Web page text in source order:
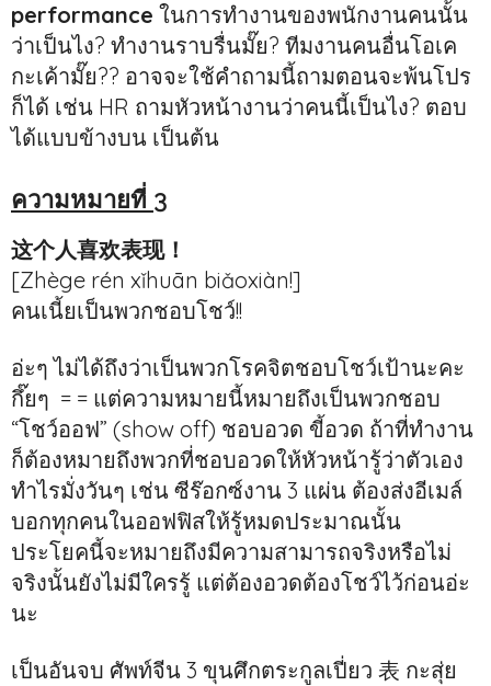
performance ในการทำงานของพนักงานคนนั้น
ว่าเป็นไง? ทำงานราบรื่นมั๊ย? ทีมงานคนอื่นโอเค
กะเค้ามั๊ย?? อาจจะใช้คำถามนี้ถามตอนจะพ้นโปร
ก็ได้ เช่น HR ถามหัวหน้างานว่าคนนี้เป็นไง? ตอบ
ได้แบบข้างบน เป็นต้น
ความหมายที่ 3
这个人喜欢表现！
[Zhège rén xǐhuān biǎoxiàn!]
คนเนี้ยเป็นพวกชอบโชว์!!
อ่ะๆ ไม่ได้ถึงว่าเป็นพวกโรคจิตชอบโชว์เป้านะคะ
กึ๊ยๆ = = แต่ความหมายนี้หมายถึงเป็นพวกชอบ
“โชว์ออฟ” (show off) ชอบอวด ขี้อวด ถ้าที่ทำงาน
ก็ต้องหมายถึงพวกที่ชอบอวดให้หัวหน้ารู้ว่าตัวเอง
ทำไรมั่งวันๆ เช่น ซีร๊อกซ์งาน 3 แผ่น ต้องส่งอีเมล์
บอกทุกคนในออฟฟิสให้รู้หมดประมาณนั้น
ประโยคนี้จะหมายถึงมีความสามารถจริงหรือไม่
จริงนั้นยังไม่มีใครรู้ แต่ต้องอวดต้องโชว์ไว้ก่อนอ่ะ
นะ
เป็นอันจบ ศัพท์จีน 3 ขุนศึกตระกูลเปี่ยว 表 กะสุ่ย